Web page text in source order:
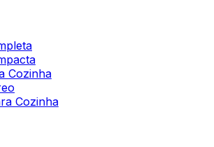
Cozinha
Cozinha